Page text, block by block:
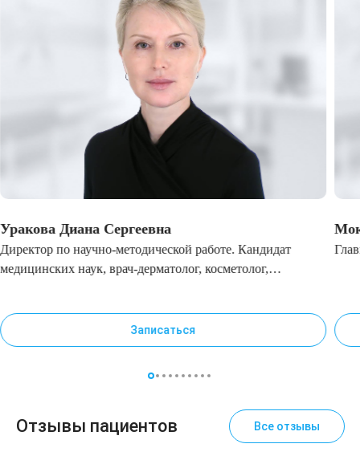
Уракова Диана Сергеевна
Директор по научно-методической работе. Кандидат
медицинских наук, врач-дерматолог, косметолог,
Записаться
Отзывы пациентов Все отзывы